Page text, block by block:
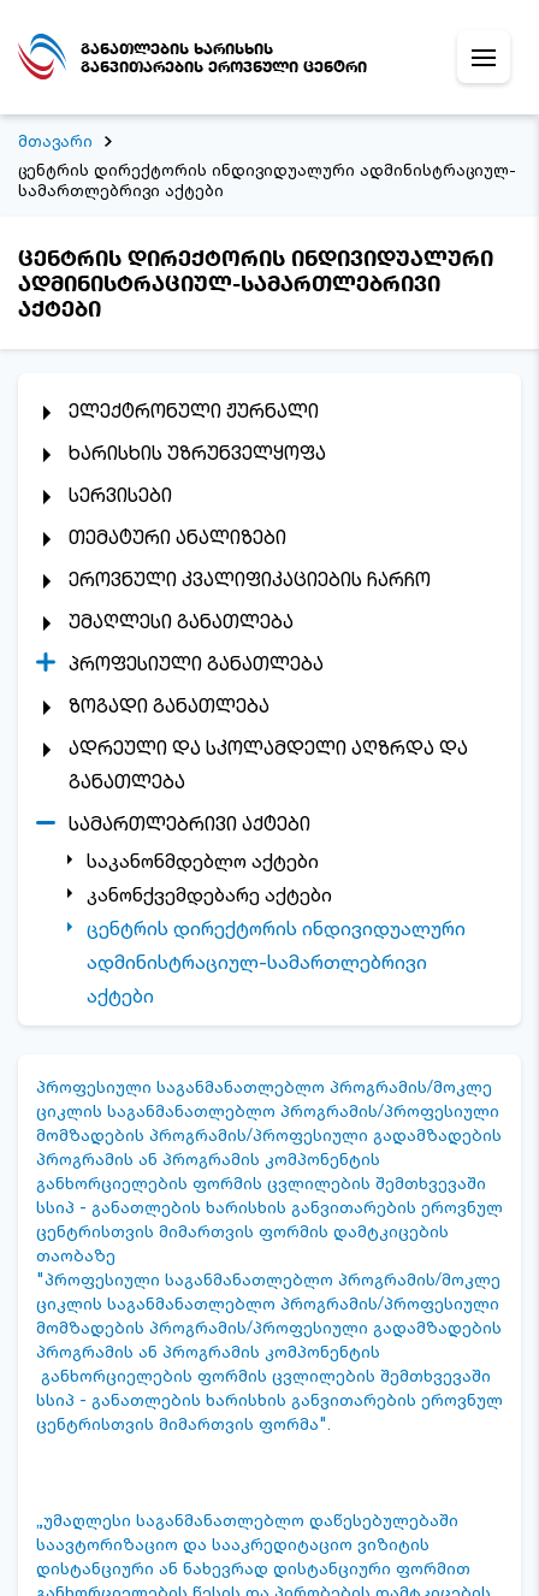
განათლების ხარისხის
განვითარების ეროვნული ცენტრი
მთავარი
ცენტრის დირექტორის ინდივიდუალური ადმინისტრაციულ-
სამართლებრივი აქტები
ცენტრის დირექტორის ინდივიდუალური
ადმინისტრაციულ-სამართლებრივი
აქტები
ელექტრონული ჟურნალი
ხარისხის უზრუნველყოფა
სერვისები
თემატური ანალიზები
ეროვნული კვალიფიკაციების ჩარჩო
უმაღლესი განათლება
პროფესიული განათლება
ზოგადი განათლება
ადრეული და სკოლამდელი აღზრდა და
განათლება
სამართლებრივი აქტები
საკანონმდებლო აქტები
კანონქვემდებარე აქტები
ცენტრის დირექტორის ინდივიდუალური
ადმინისტრაციულ-სამართლებრივი
აქტები
პროფესიული საგანმანათლებლო პროგრამის/მოკლე
ციკლის საგანმანათლებლო პროგრამის/პროფესიული
მომზადების პროგრამის/პროფესიული გადამზადების
პროგრამის ან პროგრამის კომპონენტის
განხორციელების ფორმის ცვლილების შემთხვევაში
სსიპ - განათლების ხარისხის განვითარების ეროვნულ
ცენტრისთვის მიმართვის ფორმის დამტკიცების
თაობაზე
"პროფესიული საგანმანათლებლო პროგრამის/მოკლე
ციკლის საგანმანათლებლო პროგრამის/პროფესიული
მომზადების პროგრამის/პროფესიული გადამზადების
პროგრამის ან პროგრამის კომპონენტის
განხორციელების ფორმის ცვლილების შემთხვევაში
სსიპ - განათლების ხარისხის განვითარების ეროვნულ
ცენტრისთვის მიმართვის ფორმა".
„უმაღლესი საგანმანათლებლო დაწესებულებაში
საავტორიზაციო და სააკრედიტაციო ვიზიტის
დისტანციური ან ნახევრად დისტანციური ფორმით
განხორციელების წესის და პირობების დამტკიცების